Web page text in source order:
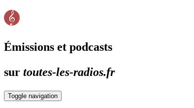
Émissions et podcasts
sur toutes-les-radios.fr
Toggle navigation